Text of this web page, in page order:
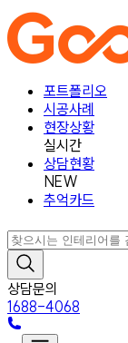
포트폴리오
시공사례
현장상황
실시간
상담현황
NEW
추억카드
상담문의
1688-4068